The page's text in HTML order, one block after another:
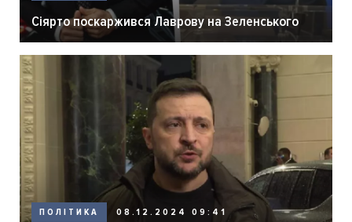
Сіярто поскаржився Лаврову на Зеленського
ПОЛІТИКА 08.12.2024 09:41